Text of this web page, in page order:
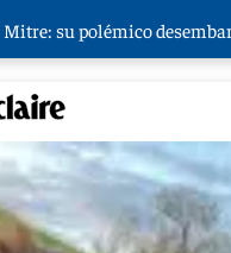
su polémico